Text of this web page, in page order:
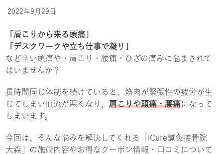
2022年9月29日
「肩こりから来る頭痛」
「デスクワークや立ち仕事で凝り」
など辛い頭痛や・肩こり・腰痛・ひざの痛みに悩まされて
はいませんか？
長時間同じ体制を続けていると、筋肉が緊張性の疲労が生
じてしまい血流が悪くなり、肩こりや頭痛・腰痛になって
しまいます。
今回は、そんな悩みを解決してくれる「iCure鍼灸接骨院
大森」の施術内容やお得なクーポン情報・口コミについて